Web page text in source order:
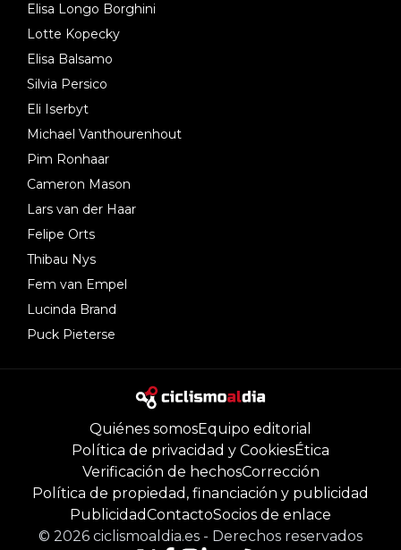
Elisa Longo Borghini
Lotte Kopecky
Elisa Balsamo
Silvia Persico
Eli Iserbyt
Michael Vanthourenhout
Pim Ronhaar
Cameron Mason
Lars van der Haar
Felipe Orts
Thibau Nys
Fem van Empel
Lucinda Brand
Puck Pieterse
Quiénes somosEquipo editorial
Política de privacidad y CookiesÉtica
Verificación de hechosCorrección
Política de propiedad, financiación y publicidad
PublicidadContactoSocios de enlace
© 2026 ciclismoaldia.es - Derechos reservados